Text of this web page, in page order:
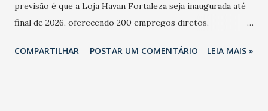
previsão é que a Loja Havan Fortaleza seja inaugurada até
final de 2026, oferecendo 200 empregos diretos,
Havan Fortaleza ainda não foi anunciada oficialmente, mas
COMPARTILHAR POSTAR UM COMENTÁRIO LEIA MAIS »